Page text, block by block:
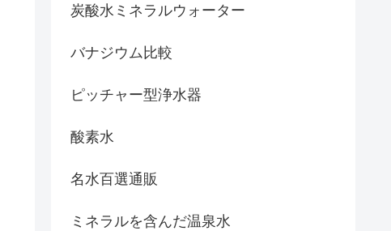
炭酸水ミネラルウォーター
バナジウム比較
ピッチャー型浄水器
酸素水
名水百選通販
ミネラルを含んだ温泉水